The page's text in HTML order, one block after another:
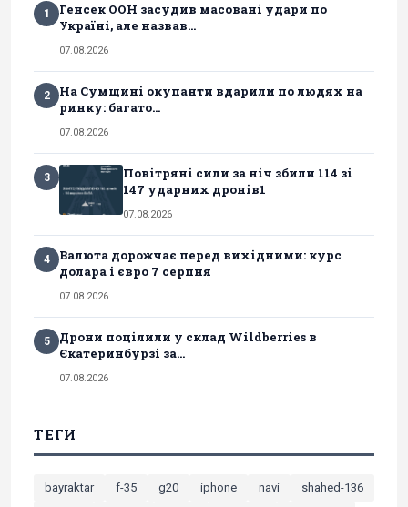
1
Генсек ООН засудив масовані удари по
Україні, але назвав...
07.08.2026
2
На Сумщині окупанти вдарили по людях на
ринку: багато...
07.08.2026
3
Повітряні сили за ніч збили 114 зі
147 ударних дронів1
07.08.2026
4
Валюта дорожчає перед вихідними: курс
долара і євро 7 серпня
07.08.2026
5
Дрони поцілили у склад Wildberries в
Єкатеринбурзі за...
07.08.2026
ТЕГИ
bayraktar f-35 g20 iphone navi
shahed-136